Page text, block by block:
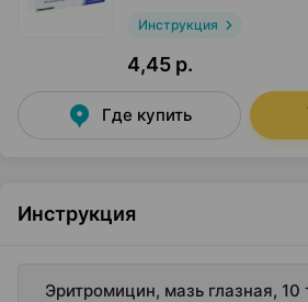
Инструкция
4,45 р.
Где купить
Инструкция
Эритромицин, мазь глазная, 10